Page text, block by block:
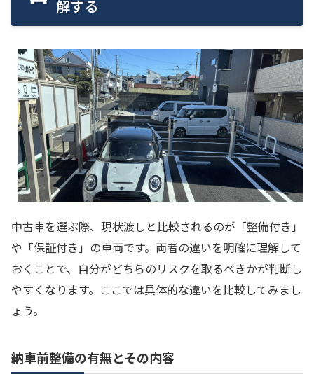
解する
中古車を選ぶ際、現状渡しと比較されるのが「整備付き」
や「保証付き」の車両です。両者の違いを明確に理解して
おくことで、自分がどちらのリスクを取るべきかが判断し
やすくなります。ここでは具体的な違いを比較してみまし
ょう。
納車前整備の有無とその内容